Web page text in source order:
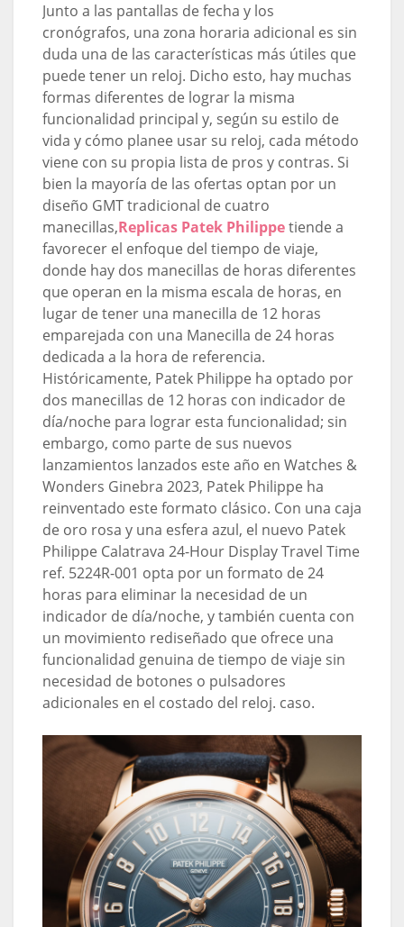
Junto a las pantallas de fecha y los
cronógrafos, una zona horaria adicional es sin
duda una de las características más útiles que
puede tener un reloj. Dicho esto, hay muchas
formas diferentes de lograr la misma
funcionalidad principal y, según su estilo de
vida y cómo planee usar su reloj, cada método
viene con su propia lista de pros y contras. Si
bien la mayoría de las ofertas optan por un
diseño GMT tradicional de cuatro
manecillas,Replicas Patek Philippetiende a
favorecer el enfoque del tiempo de viaje,
donde hay dos manecillas de horas diferentes
que operan en la misma escala de horas, en
lugar de tener una manecilla de 12 horas
emparejada con una Manecilla de 24 horas
dedicada a la hora de referencia.
Históricamente, Patek Philippe ha optado por
dos manecillas de 12 horas con indicador de
día/noche para lograr esta funcionalidad; sin
embargo, como parte de sus nuevos
lanzamientos lanzados este año en Watches &
Wonders Ginebra 2023, Patek Philippe ha
reinventado este formato clásico. Con una caja
de oro rosa y una esfera azul, el nuevo Patek
Philippe Calatrava 24-Hour Display Travel Time
ref. 5224R-001 opta por un formato de 24
horas para eliminar la necesidad de un
indicador de día/noche, y también cuenta con
un movimiento rediseñado que ofrece una
funcionalidad genuina de tiempo de viaje sin
necesidad de botones o pulsadores
adicionales en el costado del reloj. caso.